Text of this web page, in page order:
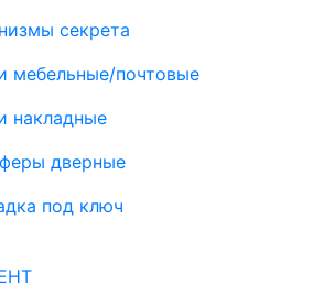
секрета
мебельные/почтовые
накладные
дверные
под ключ